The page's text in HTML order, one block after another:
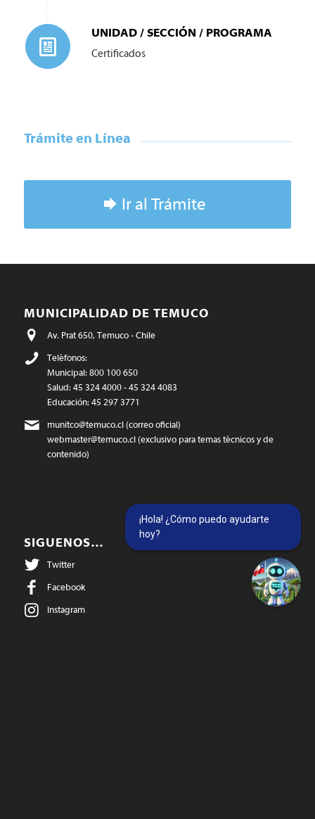
UNIDAD / SECCIÓN / PROGRAMA
Certificados
Trámite en Línea
Ir al Trámite
MUNICIPALIDAD DE TEMUCO
Av. Prat 650, Temuco - Chile
Teléfonos:
Municipal: 800 100 650
Salud: 45 324 4000 - 45 324 4083
Educación: 45 297 3771
munitco@temuco.cl(correo oficial)
webmaster@temuco.cl(exclusivo para temas técnicos y de
contenido)
SIGUENOS…
Twitter
Facebook
Instagram
¡Hola! ¿Cómo puedo ayudarte
hoy?